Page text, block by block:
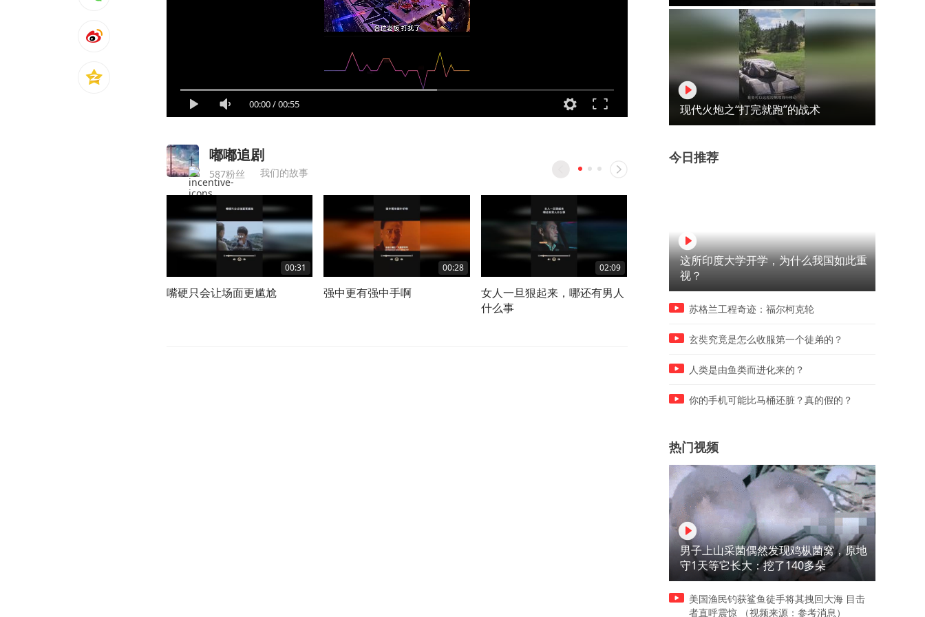
00:00/00:55
嘟嘟追剧
587粉丝 我们的故事
00:31
嘴硬只会让场面更尴尬
00:28
强中更有强中手啊
02:09
女人一旦狠起来，哪还有男人
什么事
01:31
表面看似人畜无害的女孩，背
地里连父亲都不放过
为了摧毁鬼子的根据地，武
队利用迫击炮远程射击
现代火炮之“打完就跑”的战术
今日推荐
这所印度大学开学，为什么我国如此重
视？
苏格兰工程奇迹：福尔柯克轮
玄奘究竟是怎么收服第一个徒弟的？
人类是由鱼类而进化来的？
你的手机可能比马桶还脏？真的假的？
热门视频
男子上山采菌偶然发现鸡枞菌窝，原地
守1天等它长大：挖了140多朵
美国渔民钓获鲨鱼徒手将其拽回大海 目击
者直呼震惊 （视频来源：参考消息）